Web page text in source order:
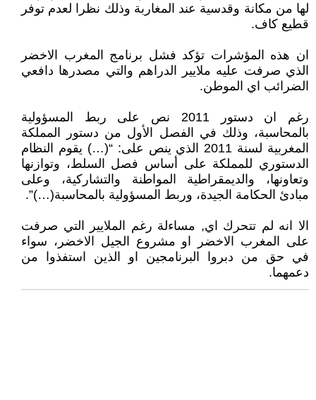
لها من مكانة وقدسية عند المغاربة وذلك نظرا لعدم توفر
قطيع كاف.
ان هذه المؤشرات تؤكد فشل برنامج المغرب الاخضر
الذي صرفت عليه ملايير الدراهم والتي مصدرها دافعي
الضرائب اي الموطن.
رغم ان دستور 2011 نص على ربط المسؤولية
بالمحاسبة، وذلك في الفصل الأول من دستور المملكة
المغربية لسنة 2011 الذي ينص على: “(…) يقوم النظام
الدستوري للمملكة على أساس فصل السلط، وتوازنها
وتعاونها، والديمقراطية المواطنة والتشاركية، وعلى
مبادئ الحكامة الجيدة، وربط المسؤولية بالمحاسبة(…)”.
الا انه لم تتحرك اي, مساءلة رغم الملايير التي صرفت
على المغرب الاخضر او مشروع الجيل الاخضر، سواء
في حق من دبروا البرنامجين او الذين استفذوا من
دعمهما.